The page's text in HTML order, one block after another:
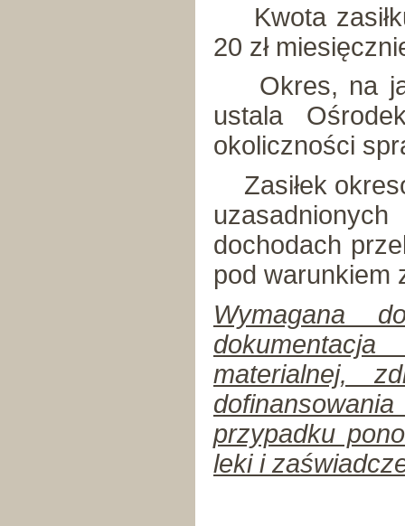
Kwota
20 zł
Okres, na
ustala
okoliczności
Zasiłek
dochodach
pod warunkiem
Wymagana
materialnej,
przypadku
leki i